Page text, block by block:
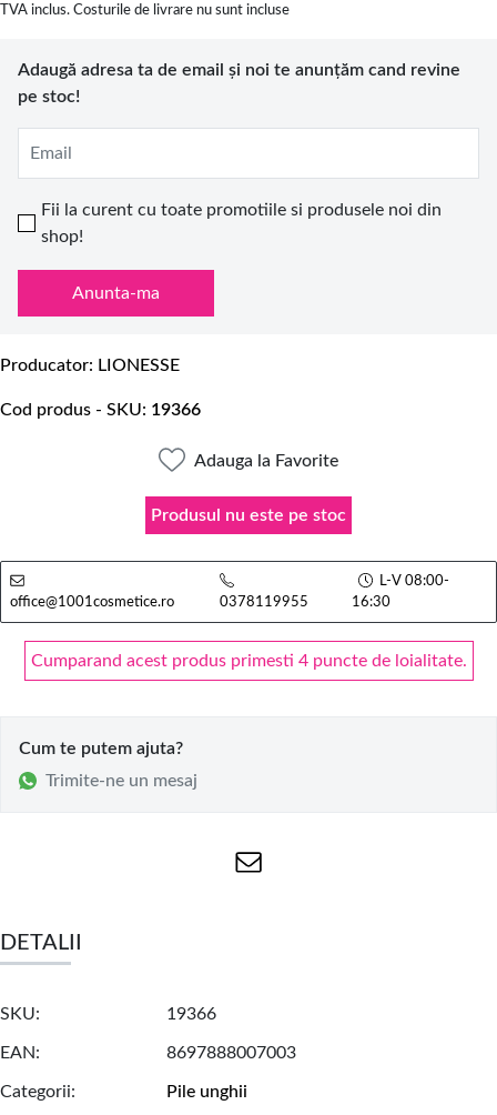
TVA inclus. Costurile de livrare nu sunt incluse
Adaugă adresa ta de email și noi te anunțăm cand revine
pe stoc!
Email
Fii la curent cu toate promotiile si produsele noi din
shop!
Anunta-ma
Producator LIONESSE
Cod produs - SKU 19366
Adauga la Favorite
Produsul nu este pe stoc
office@1001cosmetice.ro 0378119955
L-V 08:00-
16:30
Cumparand acest produs primesti 4 puncte de loialitate.
Cum te putem ajuta?
Trimite-ne un mesaj
DETALII
SKU 19366
EAN 8697888007003
Categorii Pile unghii